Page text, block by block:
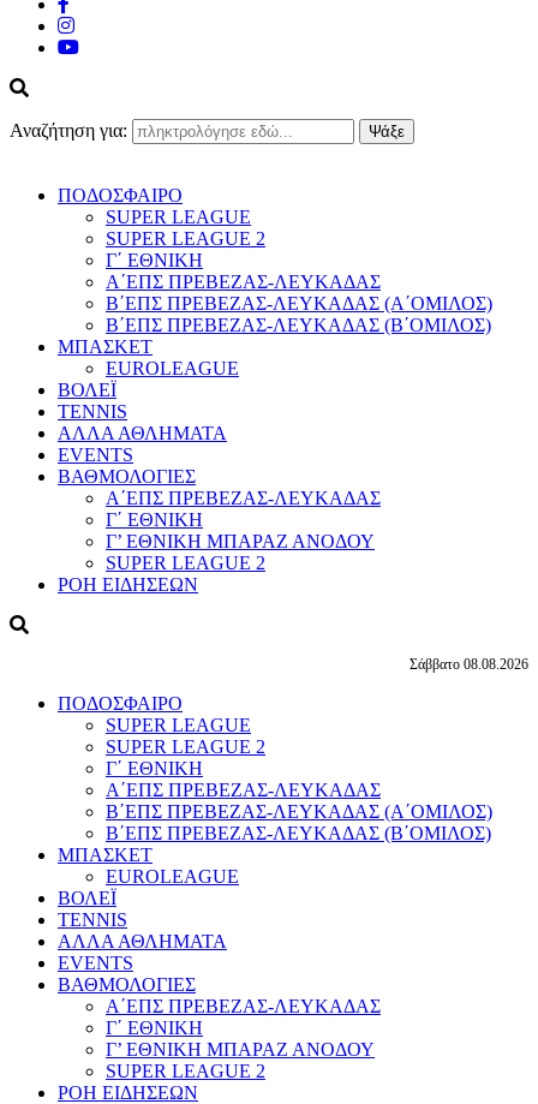
Αναζήτηση για:
ΠΟΔΟΣΦΑΙΡΟ
SUPER LEAGUE
SUPER LEAGUE 2
Γ΄ ΕΘΝΙΚΗ
Α΄ΕΠΣ ΠΡΕΒΕΖΑΣ-ΛΕΥΚΑΔΑΣ
Β΄ΕΠΣ ΠΡΕΒΕΖΑΣ-ΛΕΥΚΑΔΑΣ (Α΄ΟΜΙΛΟΣ)
Β΄ΕΠΣ ΠΡΕΒΕΖΑΣ-ΛΕΥΚΑΔΑΣ (Β΄ΟΜΙΛΟΣ)
ΜΠΑΣΚΕΤ
EUROLEAGUE
ΒΟΛΕΪ
TENNIS
ΑΛΛΑ ΑΘΛΗΜΑΤΑ
EVENTS
ΒΑΘΜΟΛΟΓΙΕΣ
Α΄ΕΠΣ ΠΡΕΒΕΖΑΣ-ΛΕΥΚΑΔΑΣ
Γ΄ ΕΘΝΙΚΗ
Γ’ ΕΘΝΙΚΗ ΜΠΑΡΑΖ ΑΝΟΔΟΥ
SUPER LEAGUE 2
ΡΟΗ ΕΙΔΗΣΕΩΝ
Σάββατο 08.08.2026
ΠΟΔΟΣΦΑΙΡΟ
SUPER LEAGUE
SUPER LEAGUE 2
Γ΄ ΕΘΝΙΚΗ
Α΄ΕΠΣ ΠΡΕΒΕΖΑΣ-ΛΕΥΚΑΔΑΣ
Β΄ΕΠΣ ΠΡΕΒΕΖΑΣ-ΛΕΥΚΑΔΑΣ (Α΄ΟΜΙΛΟΣ)
Β΄ΕΠΣ ΠΡΕΒΕΖΑΣ-ΛΕΥΚΑΔΑΣ (Β΄ΟΜΙΛΟΣ)
ΜΠΑΣΚΕΤ
EUROLEAGUE
ΒΟΛΕΪ
TENNIS
ΑΛΛΑ ΑΘΛΗΜΑΤΑ
EVENTS
ΒΑΘΜΟΛΟΓΙΕΣ
Α΄ΕΠΣ ΠΡΕΒΕΖΑΣ-ΛΕΥΚΑΔΑΣ
Γ΄ ΕΘΝΙΚΗ
Γ’ ΕΘΝΙΚΗ ΜΠΑΡΑΖ ΑΝΟΔΟΥ
SUPER LEAGUE 2
ΡΟΗ ΕΙΔΗΣΕΩΝ